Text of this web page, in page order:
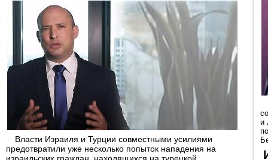
Власти Израиля и Турции совместными усилиями
предотвратили уже несколько попыток нападения на
и